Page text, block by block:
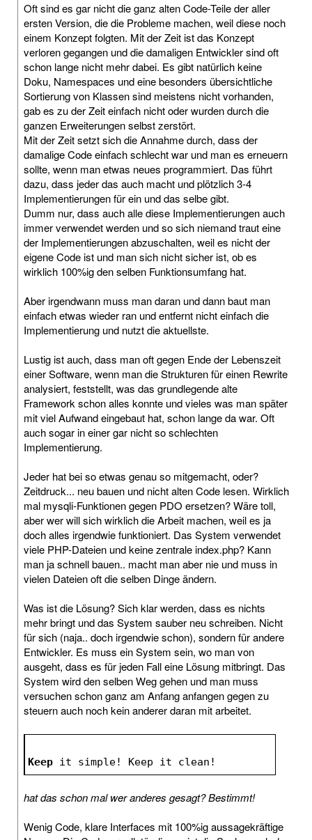
Oft sind es gar nicht die ganz alten Code-Teile der aller
ersten Version, die die Probleme machen, weil diese noch
einem Konzept folgten. Mit der Zeit ist das Konzept
verloren gegangen und die damaligen Entwickler sind oft
schon lange nicht mehr dabei. Es gibt natürlich keine
Doku, Namespaces und eine besonders übersichtliche
Sortierung von Klassen sind meistens nicht vorhanden,
gab es zu der Zeit einfach nicht oder wurden durch die
ganzen Erweiterungen selbst zerstört.
Mit der Zeit setzt sich die Annahme durch, dass der
damalige Code einfach schlecht war und man es erneuern
sollte, wenn man etwas neues programmiert. Das führt
dazu, dass jeder das auch macht und plötzlich 3-4
Implementierungen für ein und das selbe gibt.
Dumm nur, dass auch alle diese Implementierungen auch
immer verwendet werden und so sich niemand traut eine
der Implementierungen abzuschalten, weil es nicht der
eigene Code ist und man sich nicht sicher ist, ob es
wirklich 100%ig den selben Funktionsumfang hat.
Aber irgendwann muss man daran und dann baut man
einfach etwas wieder ran und entfernt nicht einfach die
Implementierung und nutzt die aktuellste.
Lustig ist auch, dass man oft gegen Ende der Lebenszeit
einer Software, wenn man die Strukturen für einen Rewrite
analysiert, feststellt, was das grundlegende alte
Framework schon alles konnte und vieles was man später
mit viel Aufwand eingebaut hat, schon lange da war. Oft
auch sogar in einer gar nicht so schlechten
Implementierung.
Jeder hat bei so etwas genau so mitgemacht, oder?
Zeitdruck... neu bauen und nicht alten Code lesen. Wirklich
mal mysqli-Funktionen gegen PDO ersetzen? Wäre toll,
aber wer will sich wirklich die Arbeit machen, weil es ja
doch alles irgendwie funktioniert. Das System verwendet
viele PHP-Dateien und keine zentrale index.php? Kann
man ja schnell bauen.. macht man aber nie und muss in
vielen Dateien oft die selben Dinge ändern.
Was ist die Lösung? Sich klar werden, dass es nichts
mehr bringt und das System sauber neu schreiben. Nicht
für sich (naja.. doch irgendwie schon), sondern für andere
Entwickler. Es muss ein System sein, wo man von
ausgeht, dass es für jeden Fall eine Lösung mitbringt. Das
System wird den selben Weg gehen und man muss
versuchen schon ganz am Anfang anfangen gegen zu
steuern auch noch kein anderer daran mit arbeitet.
Keep it simple! Keep it clean!
hat das schon mal wer anderes gesagt? Bestimmt!
Wenig Code, klare Interfaces mit 100%ig aussagekräftige